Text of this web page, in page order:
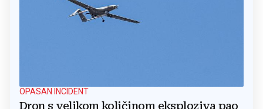
OPASAN INCIDENT
Dron s velikom količinom eksploziva pao